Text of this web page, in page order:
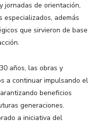
jornadas de orientación,
además
que sirvieron de base
años, las obras y
a continuar impulsando el
beneficios
generaciones.
a iniciativa del